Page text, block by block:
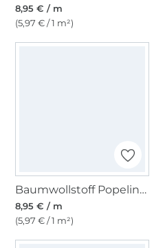
8,95 € / m
(5,97 € / 1 m²)
Baumwollstoff Popeline orange
8,95 € / m
(5,97 € / 1 m²)